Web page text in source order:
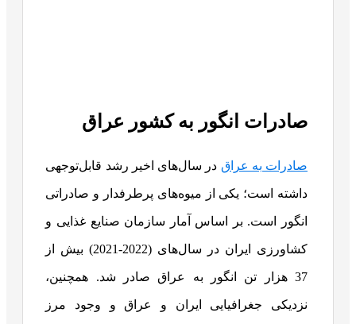
صادرات انگور به کشور عراق
صادرات به عراق در سال‌های اخیر رشد قابل‌توجهی
داشته است؛ یکی از میوه‌های پرطرفدار و صادراتی
انگور است. بر اساس آمار سازمان صنایع غذایی و
کشاورزی ایران در سال‌های (2022-2021) بیش از
37 هزار تن انگور به عراق صادر شد. همچنین،
نزدیکی جغرافیایی ایران و عراق و وجود مرز